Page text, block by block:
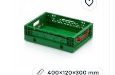
400x120x300 mm